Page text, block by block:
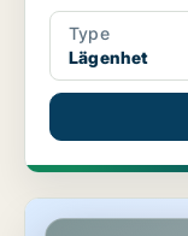
Type
Lägenhet
Lägenhet i Lidköping